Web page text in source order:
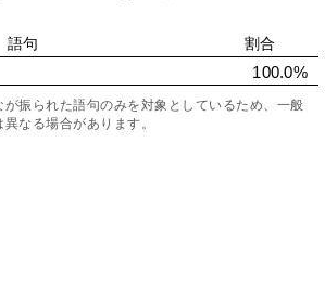
語句 割合
100.0%
振られた語句のみを対象としているため、一般
なる場合があります。